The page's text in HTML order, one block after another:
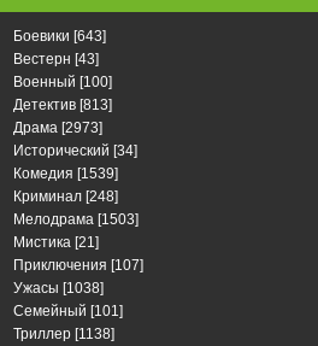
Боевики [643]
Вестерн [43]
Военный [100]
Детектив [813]
Драма [2973]
Исторический [34]
Комедия [1539]
Криминал [248]
Мелодрама [1503]
Мистика [21]
Приключения [107]
Ужасы [1038]
Семейный [101]
Триллер [1138]